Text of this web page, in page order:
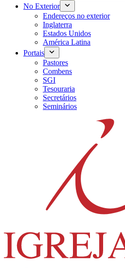
No Exterior
Endereços no exterior
Inglaterra
Estados Unidos
América Latina
Portais
Pastores
Combens
SGI
Tesouraria
Secretários
Seminários